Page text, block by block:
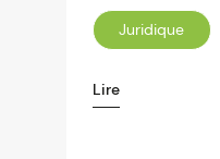
Juridique
Lire